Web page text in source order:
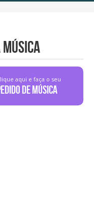
música
aqui e faça o seu
de Música